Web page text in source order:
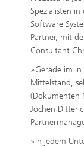
Spezialisten
Software
Partner, mit
Consultant
»Gerade im in
Mittelstand,
(Dokumenten
Jochen
»In jedem